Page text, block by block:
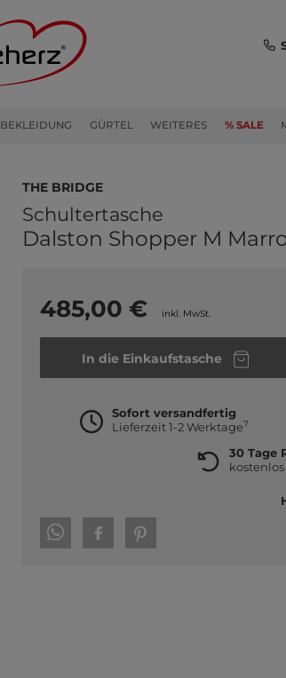
BEKLEIDUNG GÜRTEL WEITERES % SALE
THE BRIDGE
Schultertasche
Dalston Shopper M
485,00 € inkl. MwSt.
In die Einkaufstasche
Sofort versandfertig
Lieferzeit 1-2 Werktage7
30 Tage